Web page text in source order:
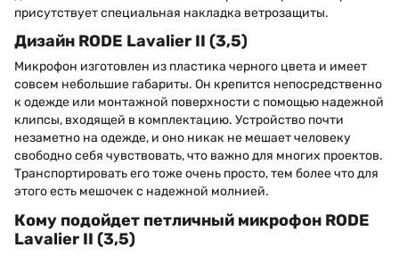
присутствует специальная накладка ветрозащиты.
Дизайн RODE Lavalier II (3,5)
Микрофон изготовлен из пластика черного цвета и имеет
совсем небольшие габариты. Он крепится непосредственно
к одежде или монтажной поверхности с помощью надежной
клипсы, входящей в комплектацию. Устройство почти
незаметно на одежде, и оно никак не мешает человеку
свободно себя чувствовать, что важно для многих проектов.
Транспортировать его тоже очень просто, тем более что для
этого есть мешочек с надежной молнией.
Кому подойдет петличный микрофон RODE
Lavalier II (3,5)